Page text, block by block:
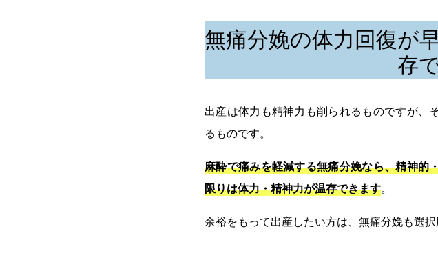
無痛分娩の体力回復が
存
出産は体力も精神力も削られるものですが、
るものです。
麻酔で痛みを軽減する無痛分娩なら、精神的
限りは体力・精神力が温存できます。
余裕をもって出産したい方は、無痛分娩も選